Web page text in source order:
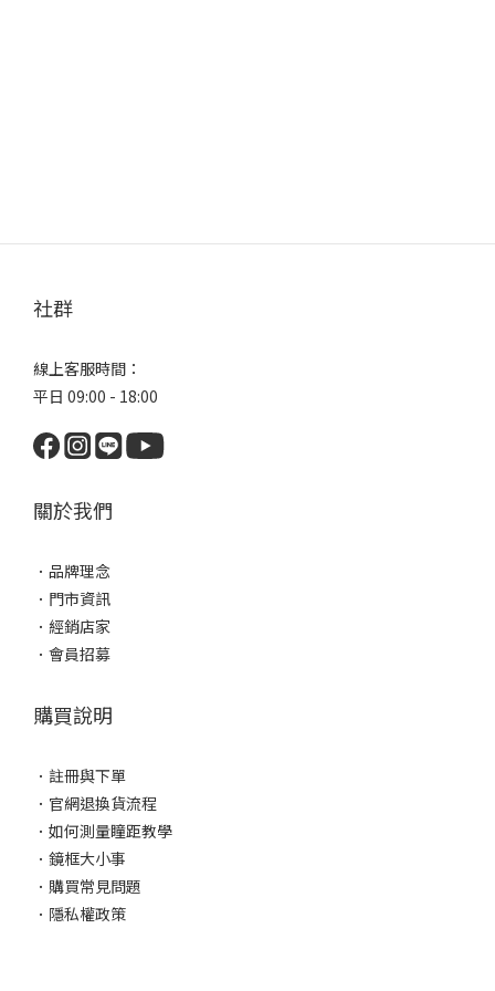
社群
線上客服時間：
平日 09:00 - 18:00
關於我們
． 品牌理念
． 門市資訊
． 經銷店家
． 會員招募
購買說明
． 註冊與下單
． 官網退換貨流程
． 如何測量瞳距教學
． 鏡框大小事
． 購買常見問題
． 隱私權政策